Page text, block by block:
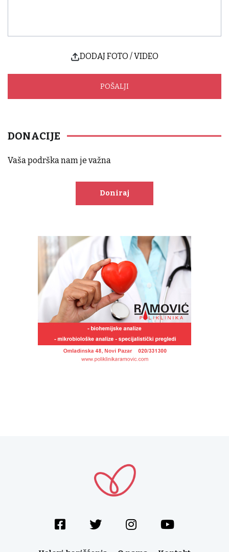
DODAJ FOTO / VIDEO
DONACIJE
Vaša podrška nam je važna
Doniraj